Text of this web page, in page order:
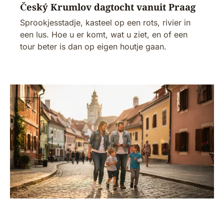
Český Krumlov dagtocht vanuit Praag
Sprookjesstadje, kasteel op een rots, rivier in
een lus. Hoe u er komt, wat u ziet, en of een
tour beter is dan op eigen houtje gaan.